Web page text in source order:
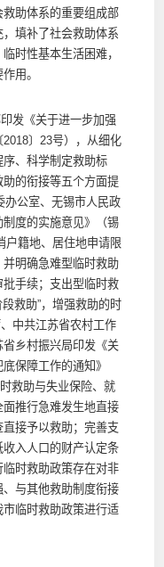
助体系的重要组成部
填补了社会救助体系
时性基本生活困难，
用。
发《关于进一步加强
〕23号），从细化
、科学制定救助标
的衔接等五个方面提
办公室、无锡市人民政
度的实施意见》（锡
户籍地、居住地申请限
明确急难型临时救助
手续；支出型临时救
段救助”，增强救助的时
中共江苏省农村工作
乡村振兴局印发《关
保障工作的通知》
救助与失业保险、就
推行急难发生地直接
接予以救助；完善支
入人口的财产认定条
时救助政策存在对非
与其他救助制度衔接
临时救助政策进行适